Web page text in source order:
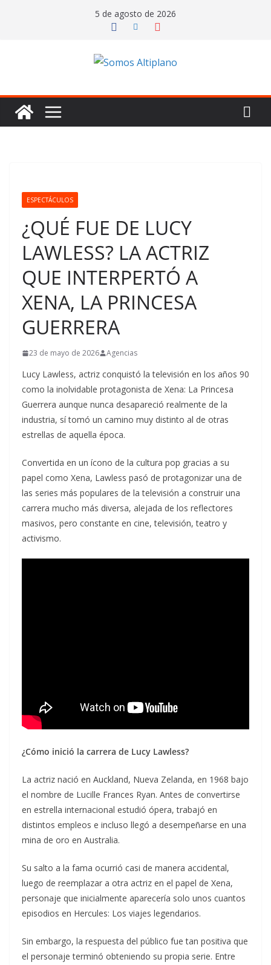
5 de agosto de 2026
ESPECTÁCULOS
¿QUÉ FUE DE LUCY
LAWLESS? LA ACTRIZ
QUE INTERPERTÓ A
XENA, LA PRINCESA
GUERRERA
23 de mayo de 2026 Agencias
Lucy Lawless, actriz conquistó la televisión en los años 90
como la inolvidable protagonista de Xena: La Princesa
Guerrera aunque nunca desapareció realmente de la
industria, sí tomó un camino muy distinto al de otras
estrellas de aquella época.
Convertida en un ícono de la cultura pop gracias a su
papel como Xena, Lawless pasó de protagonizar una de
las series más populares de la televisión a construir una
carrera mucho más diversa, alejada de los reflectores
masivos, pero constante en cine, televisión, teatro y
activismo.
¿Cómo inició la carrera de Lucy Lawless?
La actriz nació en Auckland, Nueva Zelanda, en 1968 bajo
el nombre de Lucille Frances Ryan. Antes de convertirse
en estrella internacional estudió ópera, trabajó en
distintos empleos e incluso llegó a desempeñarse en una
mina de oro en Australia.
Su salto a la fama ocurrió casi de manera accidental,
luego de reemplazar a otra actriz en el papel de Xena,
personaje que inicialmente aparecería solo unos cuantos
episodios en Hercules: Los viajes legendarios.
Sin embargo, la respuesta del público fue tan positiva que
el personaje terminó obteniendo su propia serie. Entre